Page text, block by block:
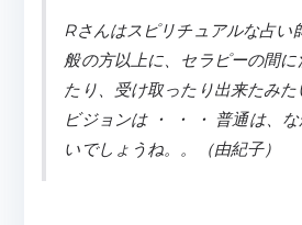
Rさんはスピリチュアルな占い
般の方以上に、セラピーの間
たり、受け取ったり出来たみ
ビジョンは ・ ・ ・ 普通は、
いでしょうね。。（由紀子）